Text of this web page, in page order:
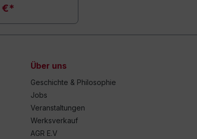
€*
Über uns
Geschichte & Philosophie
Jobs
Veranstaltungen
Werksverkauf
AGR E.V